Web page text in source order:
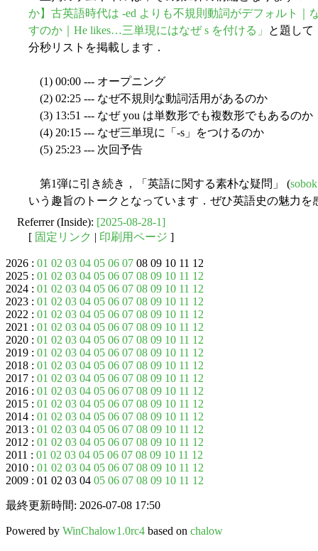
か】古英語時代は -ed よりも不規則動詞がデフォルト｜
すのか｜He likes…三単現にはなぜ s を付ける」
と題して
分秒リストを掲載します．
(1) 00:00 --- オープニング
(2) 02:25 --- なぜ不規則な動詞活用があるのか
(3) 13:51 --- なぜ you は単数形でも複数形でもあるのか
(4) 20:15 --- なぜ三単現に「-s」をつけるのか
(5) 25:23 --- 次回予告
第1弾に引き続き，「英語に関する素朴な疑問」 (
いう趣旨のトークとなっています．ぜひ英語史の魅力を
Referrer (Inside): [2025-08-28-1]
[ 固定リンク | 印刷用ページ ]
2026 : 01 02 03 04 05 06 07 08 09 10 11 12
2025 : 01 02 03 04 05 06 07 08 09 10 11 12
2024 : 01 02 03 04 05 06 07 08 09 10 11 12
2023 : 01 02 03 04 05 06 07 08 09 10 11 12
2022 : 01 02 03 04 05 06 07 08 09 10 11 12
2021 : 01 02 03 04 05 06 07 08 09 10 11 12
2020 : 01 02 03 04 05 06 07 08 09 10 11 12
2019 : 01 02 03 04 05 06 07 08 09 10 11 12
2018 : 01 02 03 04 05 06 07 08 09 10 11 12
2017 : 01 02 03 04 05 06 07 08 09 10 11 12
2016 : 01 02 03 04 05 06 07 08 09 10 11 12
2015 : 01 02 03 04 05 06 07 08 09 10 11 12
2014 : 01 02 03 04 05 06 07 08 09 10 11 12
2013 : 01 02 03 04 05 06 07 08 09 10 11 12
2012 : 01 02 03 04 05 06 07 08 09 10 11 12
2011 : 01 02 03 04 05 06 07 08 09 10 11 12
2010 : 01 02 03 04 05 06 07 08 09 10 11 12
2009 : 01 02 03 04 05 06 07 08 09 10 11 12
最終更新時間: 2026-07-08 17:50
Powered by WinChalow1.0rc4 based on chalow